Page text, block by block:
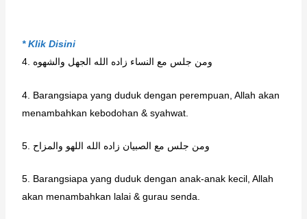
* Klik Disini
4. ومن جلس مع النساء زاده الله الجهل والشهوه
4. Barangsiapa yang duduk dengan perempuan, Allah akan
menambahkan kebodohan & syahwat.
5. ومن جلس مع الصبيان زاده الله اللهو والمزاح
5. Barangsiapa yang duduk dengan anak-anak kecil, Allah
akan menambahkan lalai & gurau senda.